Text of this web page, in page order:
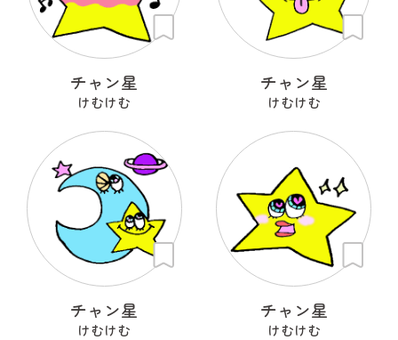
チャン星
けむけむ
チャン星
けむけむ
チャン星
けむけむ
チャン星
けむけむ